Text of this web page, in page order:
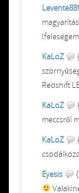
KaLoZ
Redshift
KaLoZ
meccsről
KaLoZ
Eyesis
{